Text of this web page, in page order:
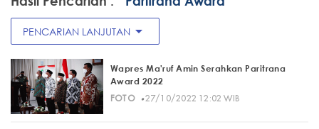
PENCARIAN LANJUTAN arrow_drop_down
Wapres Ma'ruf Amin Serahkan Paritrana
Award 2022
FOTO· 27/10/2022 12:02 WIB